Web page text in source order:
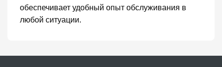
обеспечивает удобный опыт обслуживания в
любой ситуации.